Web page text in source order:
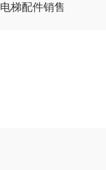
电梯配件销售